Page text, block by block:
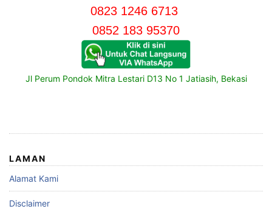
0823 1246 6713
0852 183 95370
Jl Perum Pondok Mitra Lestari D13 No 1 Jatiasih, Bekasi
LAMAN
Alamat Kami
Disclaimer